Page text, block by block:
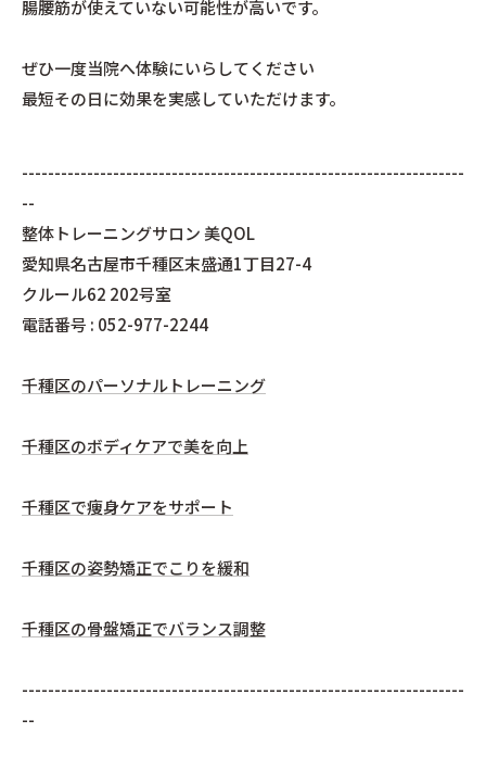
腸腰筋が使えていない可能性が高いです。
ぜひ一度当院へ体験にいらしてください
最短その日に効果を実感していただけます。
--------------------------------------------------------------------
--
整体トレーニングサロン 美QOL
愛知県名古屋市千種区末盛通1丁目27-4
クルール62 202号室
電話番号 : 052-977-2244
千種区のパーソナルトレーニング
千種区のボディケアで美を向上
千種区で痩身ケアをサポート
千種区の姿勢矯正でこりを緩和
千種区の骨盤矯正でバランス調整
--------------------------------------------------------------------
--